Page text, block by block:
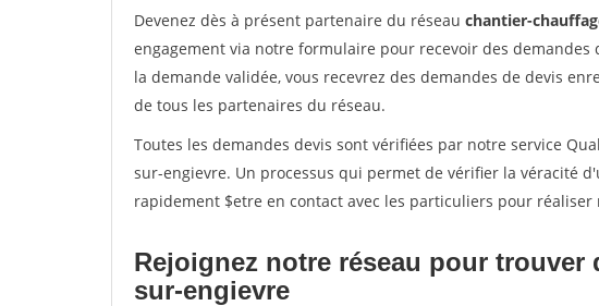
Devenez dès à présent partenaire du réseau chantier-
engagement via notre formulaire pour recevoir des
la demande validée, vous recevrez des demandes de devis
de tous les partenaires du réseau.
Toutes les demandes devis sont vérifiées par notre service
sur-engievre. Un processus qui permet de vérifier la véracité
rapidement $etre en contact avec les particuliers pour
Rejoignez notre réseau pour trouver
sur-engievre